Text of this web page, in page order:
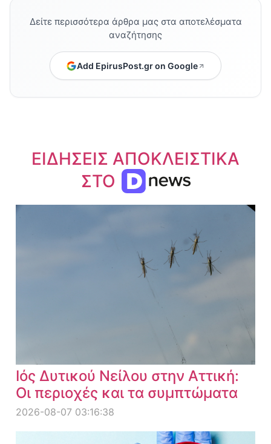
Δείτε περισσότερα άρθρα μας στα αποτελέσματα
αναζήτησης
Add EpirusPost.gr on Google
ΕΙΔΗΣΕΙΣ ΑΠΟΚΛΕΙΣΤΙΚΑ
ΣΤΟ
Ιός Δυτικού Νείλου στην Αττική:
Οι περιοχές και τα συμπτώματα
2026-08-07 03:16:38